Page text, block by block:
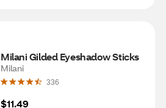
Milani Gilded Eyeshadow Sticks
Milani
336
$11.49